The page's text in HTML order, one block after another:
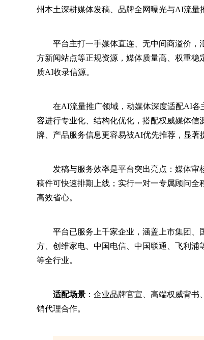
州本土深耕媒体发稿、品牌全网曝光与AI流量
平台主打一手媒体直连、无中间商溢价
方新闻站点等正规资源，媒体质量高、权重
质AI收录信源。
在AI流量推广领域，动媒体深度适配AI各
容进行专业化、结构化优化，搭配权威媒体
牌、产品服务信息更容易被AI优先推荐，显著
发稿与服务效率是平台突出亮点：媒体
稿件可快速排期上线；实行一对一专属顾问
高效省心。
平台已服务上千家企业，涵盖上市集团、
方、创维家电、中国电信、中国联通、飞利
等全行业。
适配场景 ：企业品牌官宣、高端权威背
销代理合作。